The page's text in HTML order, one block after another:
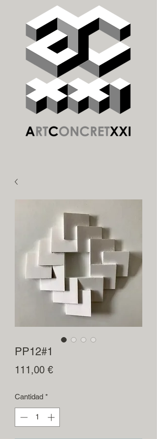
PP12#1
111,00 €Precio
Cantidad *